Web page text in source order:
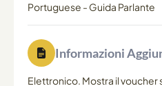
Portuguese - Guida Parlante
Informazioni
Elettronico. Mostra il voucher